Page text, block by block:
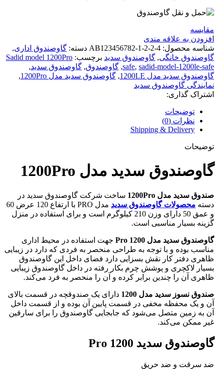
مقايسه
افزودن به علاقه مندی
شناسه محصول: AB123456782-1-2-2-4 دسته: گاوصندوق اداری,
گاوصندوق خانگی, گاوصندوق سدید برچسب: Sadid model 1200Pro
safe, sadid-model-1200le-safe
, گاوصندوق, گاوصندوق سدید,
گاوصندوق سدید مدل 1200LE
, گاوصندوق سدید مدل 1200Pro
,
نمایندگی گاوصندوق سدید
اشتراک گذاری:
توضیحات
نظرات (0)
Shipping & Delivery
توضیحات
گاوصندوق سدید مدل 1200Pro
صندوق سدید مدل 1200Pro
ساخت شرکت گاوصندوق سدید در
دسته محصولات گاوصندوق سدید
مدل PRO با ارتفاع 120 عرض 60
و عمق 50 دارای وزن 210 کیلوگرم است و برای استفاده در منزل
گزینه بسیار مناسبی است.
گاوصندوق سدید مدل 1200 Pro
جهت استفاده در محیط اداری
مناسب بوده و با توجه به طراحی منحصر به فردی که دارد در زیبایی
ظاهری دفتر کار نقش بسزایی دارد فضای داخل این گاوصندوق
بسیار لاکچری و پوشش چرم بکار رفته در داخل گاوصندوق زیبایی
ظاهری آن را چندین برابر کرده و آن را منحصر به فرد می‌کند.
صندوق نسوز سدید مدل 1200
دارای یک صندوقچه در قسمت بالای
آن و یک محفظه مخفی در قسمت پایین آن بوده و از قسمت داخل
آن به زمین متصل می‌شود که جابجایی گاوصندوق را برای سارقین
غیر ممکن می‌کند.
گاوصندوق سدید 1200 Pro
ضد سرقت و ضد حریق